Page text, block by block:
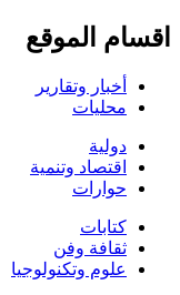
اقسام الموقع
أخبار وتقارير
محليات
دولية
اقتصاد وتنمية
حوارات
كتابات
ثقافة وفن
علوم وتكنولوجيا